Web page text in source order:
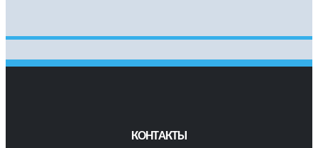
КОНТАКТЫ